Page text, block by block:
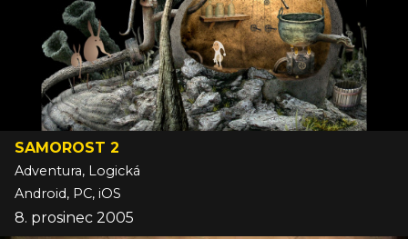
SAMOROST 2
Adventura, Logická
Android, PC, iOS
8. prosinec 2005